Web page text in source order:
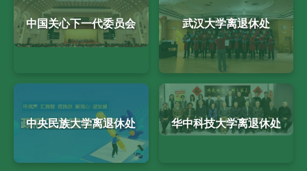
中国关心下一代委员会 武汉大学离退休处
中央民族大学离退休处 华中科技大学离退休处